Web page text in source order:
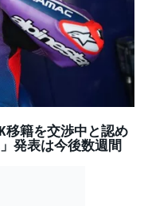
移籍を交渉中と認め
発表は今後数週間